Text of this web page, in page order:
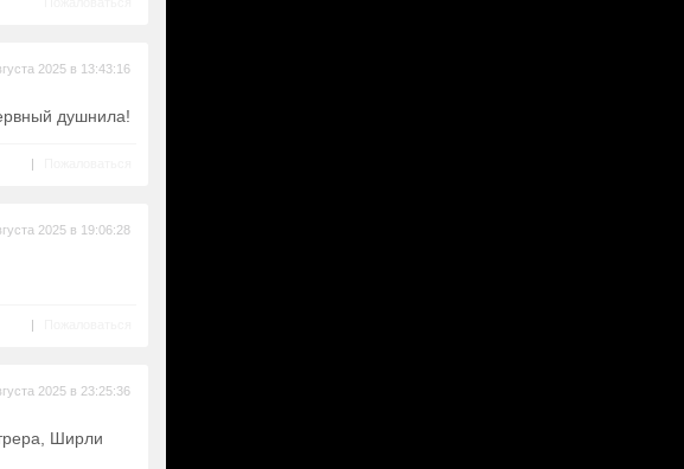
2025 в 13:43:16
душнила!
|
2025 в 19:06:28
|
2025 в 23:25:36
Ширли